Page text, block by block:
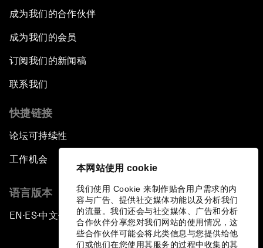
本网站使用 cookie
我们使用 Cookie 来制作贴合用户需求的内
容与广告、提供社交媒体功能以及分析我们
的流量。我们还会与社交媒体、广告和分析
合作伙伴分享您对我们网站的使用情况，这
些合作伙伴可能会将此类信息与您提供给他
们或他们在您使用其服务的过程中收集的其
成为我们的合作伙伴
成为我们的会员
订阅我们的新闻稿
联系我们
快捷链接
论坛可持续性
工作机会
语言版本
EN ▪ES▪中文▪ 日本語